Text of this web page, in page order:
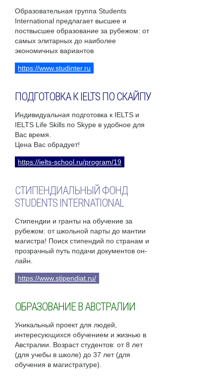
Образовательная группа Students
International предлагает высшее и
поствысшее образование за рубежом: от
самых элитарных до наиболее
экономичных вариантов
https://www.studinter.ru
ПОДГОТОВКА К IELTS ПО СКАЙПУ
Индивидуальная подготовка к IELTS и
IELTS Life Skills по Skype в удобное для
Вас время.
Цена Вас обрадует!
https://ielts-school.ru/program/19
СТИПЕНДИАЛЬНЫЙ ФОНД
STUDENTS INTERNATIONAL
Стипендии и гранты на обучение за
рубежом: от школьной парты до мантии
магистра! Поиск стипендий по странам и
прозрачный путь подачи документов он-
лайн.
https://www.stipendiat.ru/
ОБРАЗОВАНИЕ В АВСТРАЛИИ
Уникальный проект для людей,
интересующихся обучением и жизнью в
Австралии. Возраст студентов: от 8 лет
(для учебы в школе) до 37 лет (для
обучения в магистратуре).